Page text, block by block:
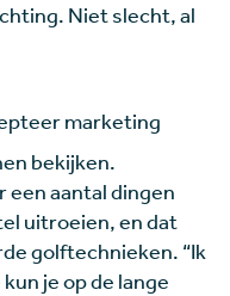
Niet slecht, al
marketing
bekijken.
een aantal dingen
uitroeien, en dat
golftechnieken. “Ik
je op de lange